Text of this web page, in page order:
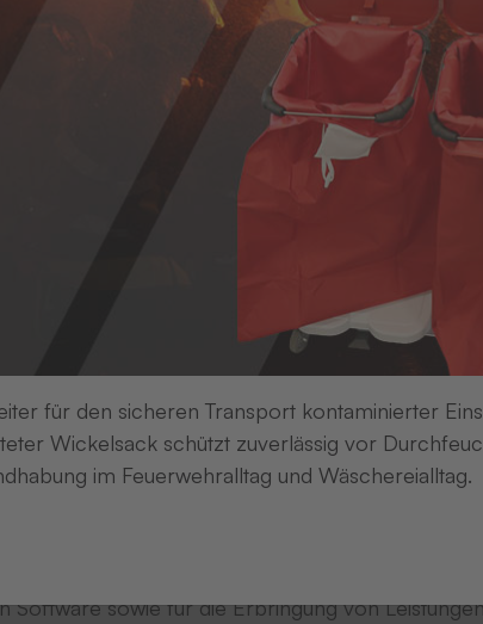
14 | 77746 Schutterwald | DEUTSCHLAND
(im Folgenden „AGB“) gelten für die
Software sowie für die Erbringung von
für den sicheren Transport kontaminierter
Wickelsack schützt zuverlässig vor
im Feuerwehralltag und Wäschereialltag.